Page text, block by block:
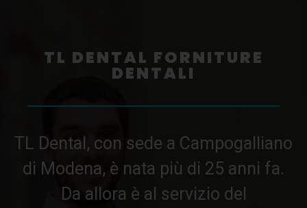
TL DENTAL FORNITURE
DENTALI
TL Dental, con sede a Campogalliano
di Modena, è nata più di 25 anni fa.
Da allora è al servizio del